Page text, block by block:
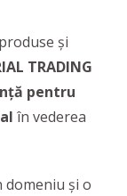
şi
TRADING
pentru
în vederea
domeniu şi o